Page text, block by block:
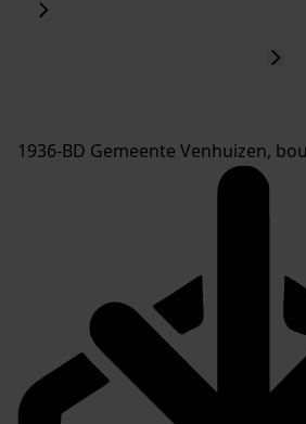
1936-BD Gemeente Venhuizen,